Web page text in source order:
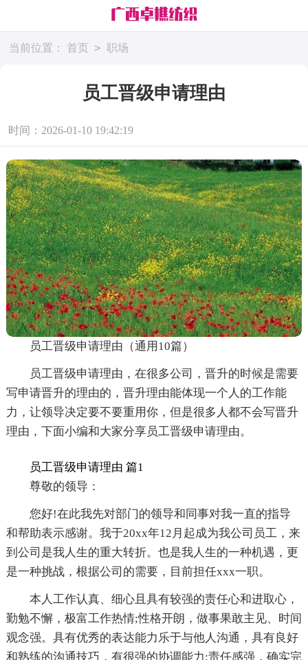
当前位置： 首页 > 职场
员工晋级申请理由
时间：2026-01-10 19:42:19
员工晋级申请理由（通用10篇）
员工晋级申请理由，在很多公司，晋升的时候是需要
写申请晋升的理由的，晋升理由能体现一个人的工作能
力，让领导决定要不要重用你，但是很多人都不会写晋升
理由，下面小编和大家分享员工晋级申请理由。
员工晋级申请理由 篇1
尊敬的领导：
您好!在此我先对部门的领导和同事对我一直的指导
和帮助表示感谢。我于20xx年12月起成为我公司员工，来
到公司是我人生的重大转折。也是我人生的一种机遇，更
是一种挑战，根据公司的需要，目前担任xxx一职。
本人工作认真、细心且具有较强的责任心和进取心，
勤勉不懈，极富工作热情;性格开朗，做事果敢主见、时间
观念强。具有优秀的表达能力乐于与他人沟通，具有良好
和熟练的沟通技巧，有很强的协调能力;责任感强，确实完